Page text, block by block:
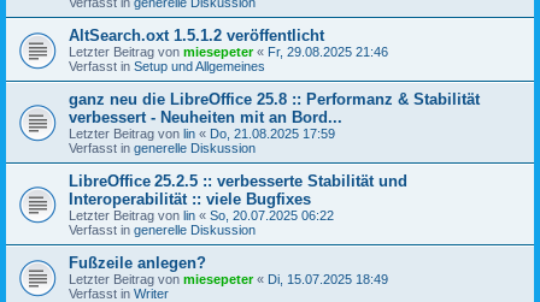
AltSearch.oxt 1.5.1.2 veröffentlicht
Letzter Beitrag von miesepeter« Fr, 29.08.2025 21:46
Verfasst in Setup und Allgemeines
ganz neu die LibreOffice 25.8 :: Performanz & Stabilität
verbessert - Neuheiten mit an Bord...
Letzter Beitrag von lin « Do, 21.08.2025 17:59
Verfasst in generelle Diskussion
LibreOffice 25.2.5 :: verbesserte Stabilität und
Interoperabilität :: viele Bugfixes
Letzter Beitrag von lin « So, 20.07.2025 06:22
Verfasst in generelle Diskussion
Fußzeile anlegen?
Letzter Beitrag von miesepeter« Di, 15.07.2025 18:49
Verfasst in Writer